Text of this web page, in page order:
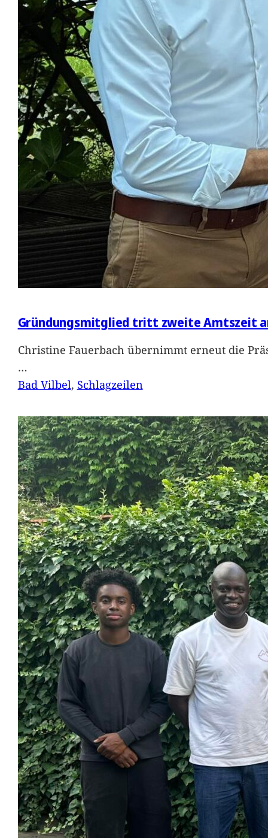
Gründungsmitglied tritt zweite Amtszeit
Christine Fauerbach übernimmt erneut die
…
Bad Vilbel, Schlagzeilen